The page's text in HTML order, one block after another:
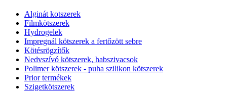
Alginát kotszerek
Filmkötszerek
Hydrogelek
Impregnál kötszerek a fertőzött sebre
Kötésrögzítők
Nedvszívó kötszerek, habszivacsok
Polimer kötszerek - puha szilikon kötszerek
Prior termékek
Szigetkötszerek